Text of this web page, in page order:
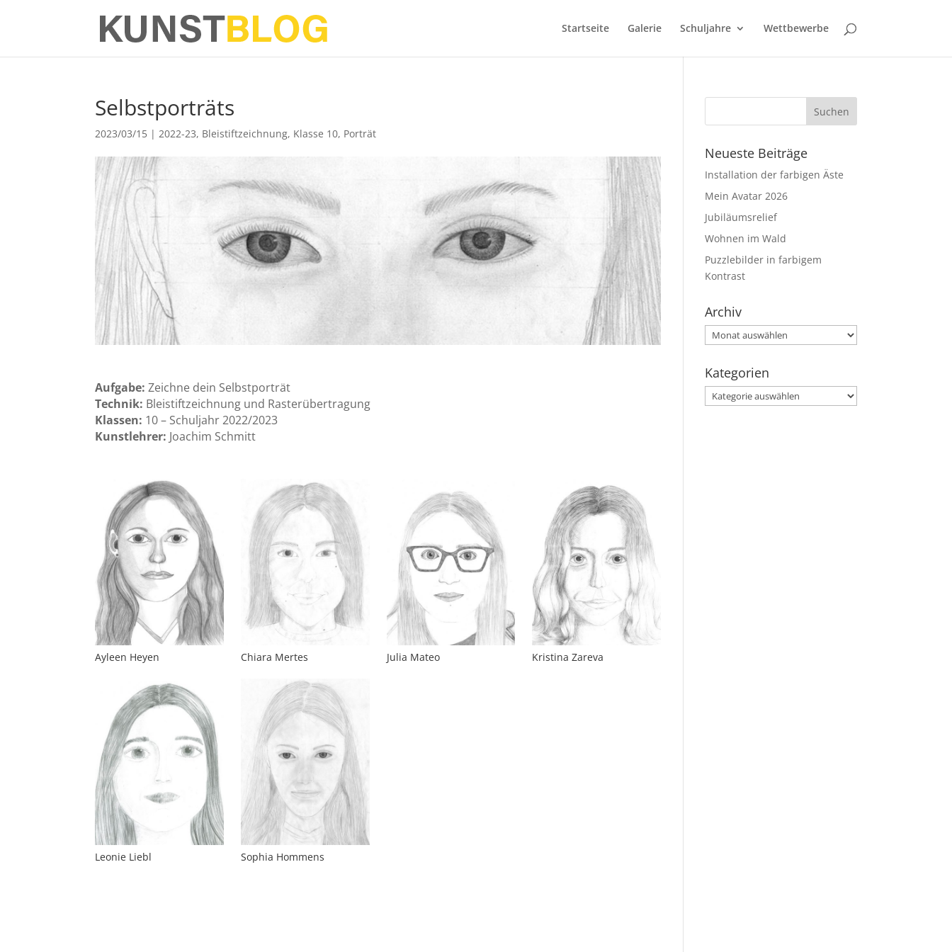
Startseite Galerie Schuljahre Wettbewerbe
Selbstporträts
2023/03/15 |2022-23, Bleistiftzeichnung, Klasse 10, Porträt
Aufgabe:Zeichne dein Selbstporträt
Technik: Bleistiftzeichnung und Rasterübertragung
Klassen: 10 – Schuljahr 2022/2023
Kunstlehrer: Joachim Schmitt
Ayleen Heyen Chiara Mertes Julia Mateo Kristina Zareva
Leonie Liebl Sophia Hommens
Neueste Beiträge
Installation der farbigen Äste
Mein Avatar 2026
Jubiläumsrelief
Wohnen im Wald
Puzzlebilder in farbigem
Kontrast
Archiv
Archiv
Kategorien
Kategorien